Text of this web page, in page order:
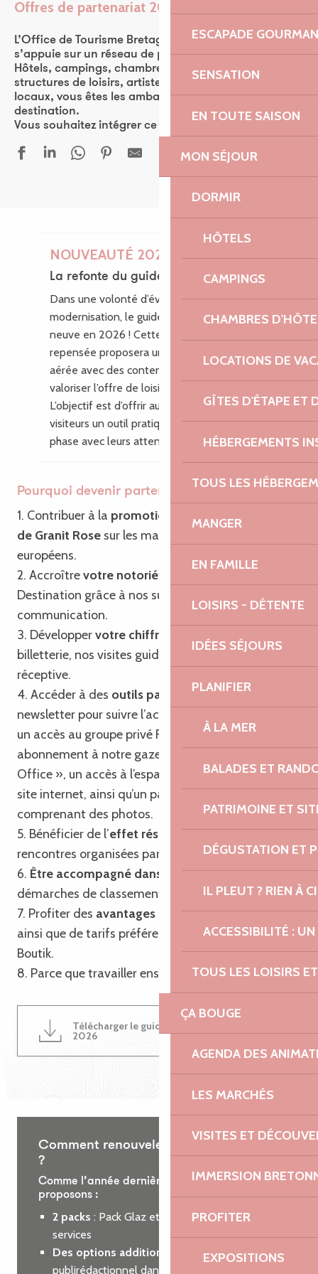
ESCAPADE
SENSATION
EN TOUTE SAISON
MON SÉJOUR
DORMIR
HÔTELS
CAMPINGS
CHAMBRES
LOCATIONS DE
GÎTES D'ÉTAPE ET
HÉBERGEMENTS
TOUS LES
MANGER
EN FAMILLE
LOISIRS - DÉTENTE
IDÉES SÉJOURS
PLANIFIER
À LA MER
BALADES ET
PATRIMOINE ET
DÉGUSTATION ET
IL PLEUT ? RIEN À
ACCESSIBILITÉ :
TOUS LES LOISIRS
ÇA BOUGE
AGENDA DES
LES MARCHÉS
VISITES ET
IMMERSION
PROFITER
EXPOSITIONS
Offres de partenariat 2026
Ajouter aux
L’Office de Tourisme Bretagne Côte de Granit Rose
s’appuie sur un réseau de plus de 570 partenaires.
Hôtels, campings, chambres d’hôtes, restaurants,
structures de loisirs, artistes, ou encore producteurs
locaux, vous êtes les ambassadeurs de la
destination.
Vous souhaitez intégrer ce réseau ? Rejoignez-nous !
NOUVEAUTÉ 2026
La refonte du guide des loisirs
Dans une volonté d’évolution et de
modernisation, le guide des Loisirs fait peau
neuve en 2026 ! Cette nouvelle édition
repensée proposera une mise en page plus
aérée avec des contenus enrichis pour
valoriser l’offre de loisirs du territoire.
L’objectif est d’offrir aux habitants et aux
visiteurs un outil pratique, inspirant, en
phase avec leurs attentes.
Pourquoi devenir partenaire ?
1. Contribuer à la promotion de Bretagne – Côte
de Granit Rose sur les marchés français et
européens.
2. Accroîtrevotre notoriété
Destination grâce à nos supports de
communication.
3. Développervotre chiffre d’affaires
grâce à notre
billetterie, nos visites guidées et notre agence
réceptive.
4. Accéder à des outils partagés tels que notre
newsletter pour suivre l’actualité touristique locale,
un accès au groupe privé Facebook, un
abonnement à notre gazette « Trégor Post
Office », un accès à l’espace professionnel de notre
site internet, ainsi qu’un pack communication
comprenant des photos.
5. Bénéficier de l’effet réseau
en participant aux
rencontres organisées par l’Office de Tourisme.
6. Être accompagné dans vos projetset
démarches de classement et de labellisation.
7. Profiter des avantages du passeport privilège
ainsi que de tarifs préférentiels sur nos produits
Boutik.
8. Parce que travailler ensemble est une évidence !
Télécharger le guide du partenariat
2026
Comment renouveler votre partenariat
?
Comme l’année dernière, nous vous
proposons :
2 packs : Pack Glaz et Pack Roz, incluant des
services
Des options additionnelles
: encart
publirédactionnel dans le guide des loisirs ou